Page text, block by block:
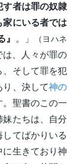
す者は罪の奴隷
にいる者では
。」
（ヨハネ
は、人々が罪の
、そして罪を犯
り、決して神の
聖書のこの一
たちは、自分
てばかりいる
生きており神